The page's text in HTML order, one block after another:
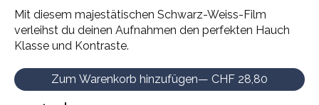
Mit diesem majestätischen Schwarz-Weiss-Film
verleihst du deinen Aufnahmen den perfekten Hauch
Klasse und Kontraste.
Zum Warenkorb hinzufügen
— CHF 28,80